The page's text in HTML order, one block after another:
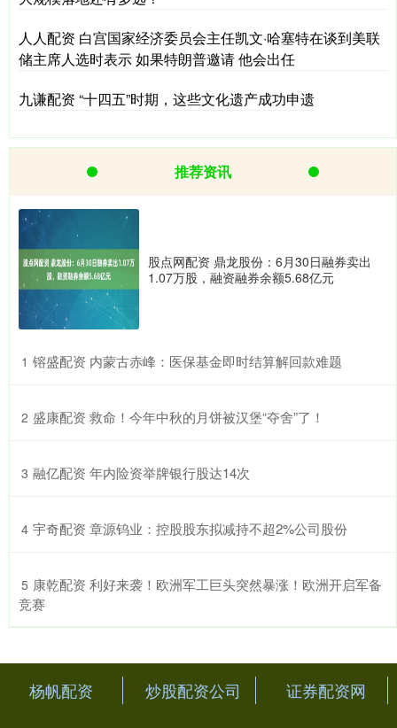
人人配资 白宫国家经济委员会主任凯文·哈塞特在谈到美联
储主席人选时表示 如果特朗普邀请 他会出任
九谦配资 “十四五”时期，这些文化遗产成功申遗
推荐资讯
股点网配资 鼎龙股份：6月30日融券卖出
1.07万股，融资融券余额5.68亿元
1 ​镕盛配资 内蒙古赤峰：医保基金即时结算解回款难题
2 ​盛康配资 救命！今年中秋的月饼被汉堡“夺舍”了！
3 ​融亿配资 年内险资举牌银行股达14次
4 ​宇奇配资 章源钨业：控股股东拟减持不超2%公司股份
5 ​康乾配资 利好来袭！欧洲军工巨头突然暴涨！欧洲开启军备
竞赛
杨帆配资 炒股配资公司 证券配资网